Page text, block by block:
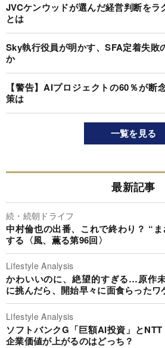
JVCケンウッドが選んだ経営判断をラ
とは
Sky執行役員が明かす、SFA定着失敗
か
【警告】AIプロジェクトの60％が断
策は
一覧を見る
最新記事
続・続朝ドライフ
中村倫也の出番、これで終わり？ “
する〈風、薫る第96回〉
Lifestyle Analysis
かわいいのに、絶望的すぎる…原作
に挑んだら、開始早々に面食らったワ
Lifestyle Analysis
ソフトバンクG「巨額AI投資」と
企業価値が上がるのはどっち？